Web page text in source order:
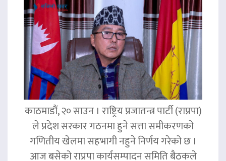
काठमाडौं, २० साउन । राष्ट्रिय प्रजातन्त्र पार्टी (राप्रपा)
ले प्रदेश सरकार गठनमा हुने सत्ता समीकरणको
गणितीय खेलमा सहभागी नहुने निर्णय गरेको छ ।
आज बसेको राप्रपा कार्यसम्पादन समिति बैठकले